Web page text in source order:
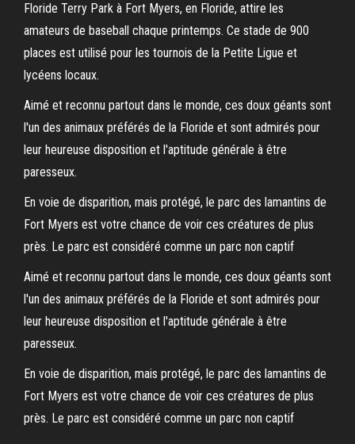
Floride Terry Park à Fort Myers, en Floride, attire les
amateurs de baseball chaque printemps. Ce stade de 900
places est utilisé pour les tournois de la Petite Ligue et
lycéens locaux.
Aimé et reconnu partout dans le monde, ces doux géants sont
l'un des animaux préférés de la Floride et sont admirés pour
leur heureuse disposition et l'aptitude générale à être
paresseux.
En voie de disparition, mais protégé, le parc des lamantins de
Fort Myers est votre chance de voir ces créatures de plus
près. Le parc est considéré comme un parc non captif
Aimé et reconnu partout dans le monde, ces doux géants sont
l'un des animaux préférés de la Floride et sont admirés pour
leur heureuse disposition et l'aptitude générale à être
paresseux.
En voie de disparition, mais protégé, le parc des lamantins de
Fort Myers est votre chance de voir ces créatures de plus
près. Le parc est considéré comme un parc non captif